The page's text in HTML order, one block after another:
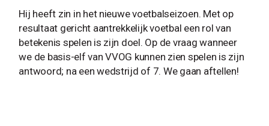
Hij heeft zin in het nieuwe voetbalseizoen. Met op
resultaat gericht aantrekkelijk voetbal een rol van
betekenis spelen is zijn doel. Op de vraag wanneer
we de basis-elf van VVOG kunnen zien spelen is zijn
antwoord; na een wedstrijd of 7. We gaan aftellen!